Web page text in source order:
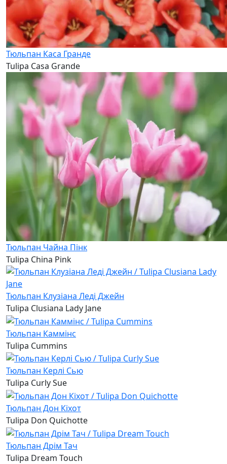
Тюльпан Каса Гранде
Tulipa Casa Grande
Тюльпан Чайна Пінк
Tulipa China Pink
Тюльпан Клузіана Леді Джейн
Tulipa Clusiana Lady Jane
Тюльпан Каммінс
Tulipa Cummins
Тюльпан Керлі Сью
Tulipa Curly Sue
Тюльпан Дон Кіхот
Tulipa Don Quichotte
Тюльпан Дрім Тач
Tulipa Dream Touch